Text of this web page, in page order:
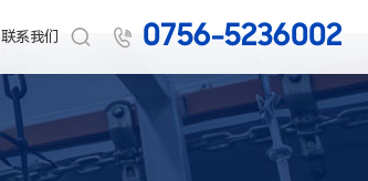
联系我们   0756-5236002